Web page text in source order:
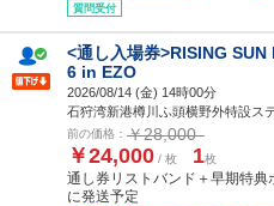
質問受付
<通し入場券>RISING
6 in EZO
2026/08/14 (金) 14時00分
石狩湾新港樽川ふ頭横野外特設ス
前の価格： ￥28,000
￥24,000 / 枚 1枚
通し券リストバンド＋早期特典
に発送予定